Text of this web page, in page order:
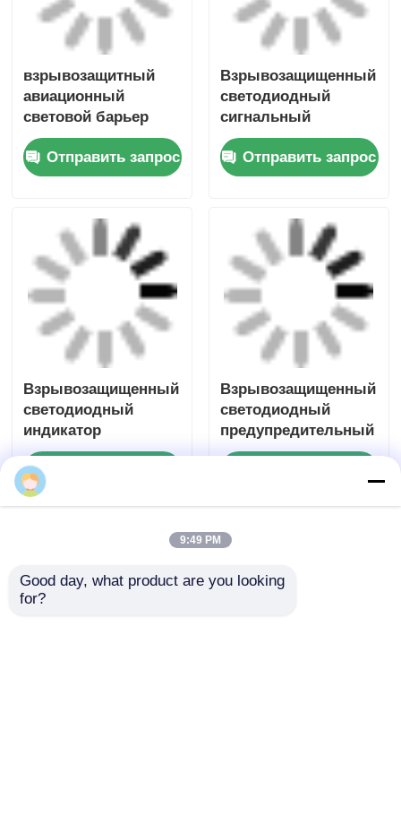
Порекомендованные продукты
взрывозащитный
авиационный
световой барьер
Отправить запрос
Взрывозащищенный
светодиодный
сигнальный
светильник с
сиреной
Отправить запрос
Взрывозащищенный
индикатор
сигнализации для
Взрывозащищенный
предупредительный
9:49 PM
Good day, what product are you looking
for?